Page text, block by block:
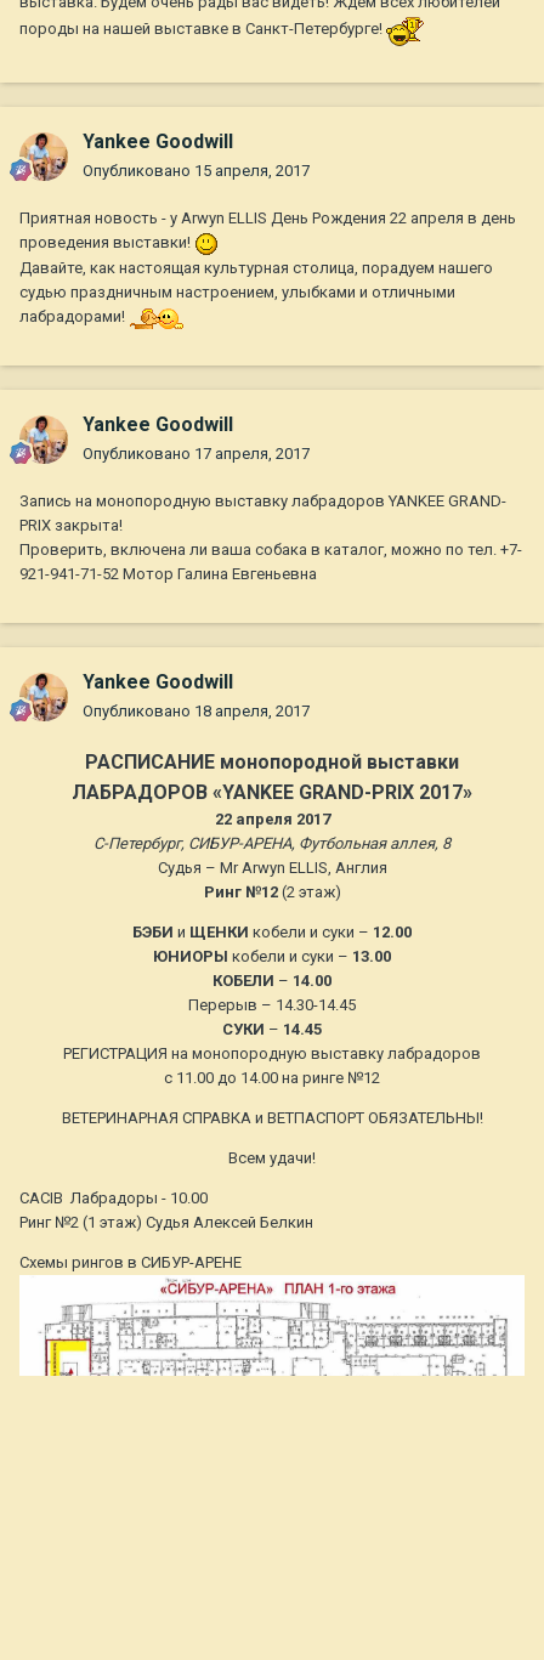
породы на нашей выставке в Санкт-Петербурге!
Yankee Goodwill
Опубликовано 15 апреля, 2017
Приятная новость - у Arwyn ELLIS День Рождения 22 апреля в день
проведения выставки!
Давайте, как настоящая культурная столица, порадуем нашего
судью праздничным настроением, улыбками и отличными
лабрадорами!
Yankee Goodwill
Опубликовано 17 апреля, 2017
Запись на монопородную выставку лабрадоров YANKEE GRAND-
PRIX закрыта!
Проверить, включена ли ваша собака в каталог, можно по тел. +7-
921-941-71-52 Мотор Галина Евгеньевна
Yankee Goodwill
Опубликовано 18 апреля, 2017
РАСПИСАНИЕ монопородной выставки
ЛАБРАДОРОВ «YANKEE GRAND-PRIX 2017»
22 апреля 2017
С-Петербург, СИБУР-АРЕНА, Футбольная аллея, 8
Судья – Mr Arwyn ELLIS, Англия
Ринг №12 (2 этаж)
БЭБИ и ЩЕНКИ кобели и суки – 12.00
ЮНИОРЫ кобели и суки – 13.00
КОБЕЛИ – 14.00
Перерыв – 14.30-14.45
СУКИ – 14.45
РЕГИСТРАЦИЯ на монопородную выставку лабрадоров
с 11.00 до 14.00 на ринге №12
ВЕТЕРИНАРНАЯ СПРАВКА и ВЕТПАСПОРТ ОБЯЗАТЕЛЬНЫ!
Всем удачи!
CACIB Лабрадоры - 10.00
Ринг №2 (1 этаж) Судья Алексей Белкин
Схемы рингов в СИБУР-АРЕНЕ